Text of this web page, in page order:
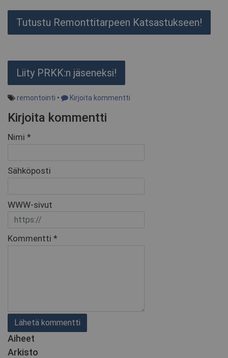
Tutustu Remonttitarpeen Katsastukseen!
Liity PRKK:n jäseneksi!
remontointi • Kirjoita kommentti
Kirjoita kommentti
Nimi *
Sähköposti
WWW-sivut
Kommentti *
Aiheet
Arkisto